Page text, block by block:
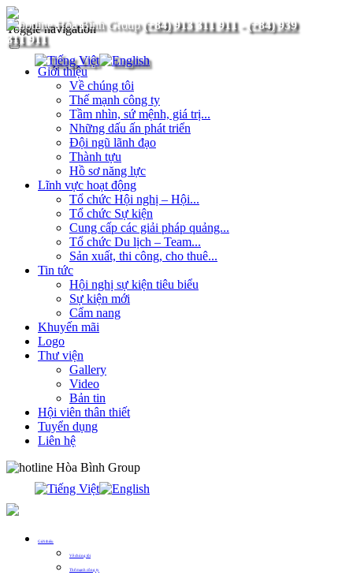
(+84) 913 311 911- (+84) 939
311 911
Toggle navigation
Giới thiệu
Về chúng tôi
Thế mạnh công ty
Tầm nhìn, sứ mệnh, giá trị...
Những dấu ấn phát triển
Đội ngũ lãnh đạo
Thành tựu
Hồ sơ năng lực
Lĩnh vực hoạt động
Tổ chức Hội nghị – Hội...
Tổ chức Sự kiện
Cung cấp các giải pháp quảng...
Tổ chức Du lịch – Team...
Sản xuất, thi công, cho thuê...
Tin tức
Hội nghị sự kiện tiêu biểu
Sự kiện mới
Cẩm nang
Khuyến mãi
Logo
Thư viện
Gallery
Video
Bản tin
Hội viên thân thiết
Tuyển dụng
Liên hệ
Giới thiệu
Về chúng tôi
Thế mạnh công ty